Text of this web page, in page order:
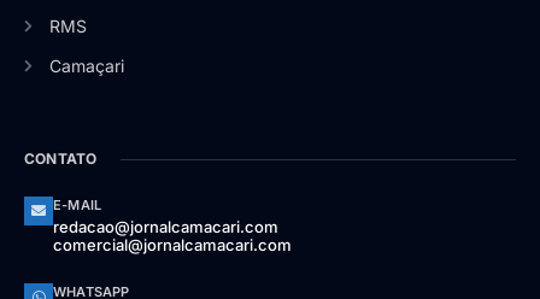
RMS
Camaçari
CONTATO
E-MAIL
redacao@jornalcamacari.com
comercial@jornalcamacari.com
WHATSAPP